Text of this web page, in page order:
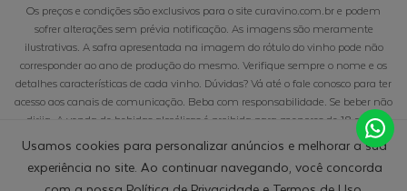
Usamos cookies para personalizar anúncios e melhorar a sua
experiência no site. Ao continuar navegando, você concorda
Os preços e condições são exclusivos para o site curavino.com.br e podem
sofrer alterações sem prévia notificação. As imagens são meramente
ilustrativas. A safra apresentada na imagem do rótulo do vinho pode não
corresponder ao ano de produção do mesmo. Verifique sempre o nome e os
detalhes características de cada vinho. Dúvidas? Vá até o fale conosco para ter
acesso aos canais de comunicação. Beba com responsabilidade. Se beber não
dirija. A venda de bebidas alcoólicas é proibida para menores de 18 anos.
© CURAVINO COMERCIO DE BEBIDAS LTDA - 50.033.803/0001-10 - RUA BOM PASTOR, 2224, CONJ
608, IPIRANGA - 04203-002 - SÃO PAULO/SP